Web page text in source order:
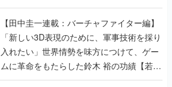
入れたい」世界情勢を味方につけて、ゲー
ムに革命をもたらした鈴木 裕の功績【若ゲ
のいたり】
【田中圭一：若ゲのいたり】ゲーム開発統
合環境「Unreal Engine」最新バージョン
で、開発環境はどう変わる？ ゲーム業界向